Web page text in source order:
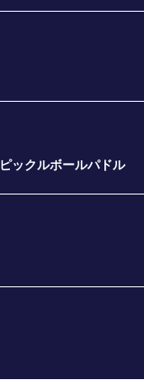
ピックルボールパドル